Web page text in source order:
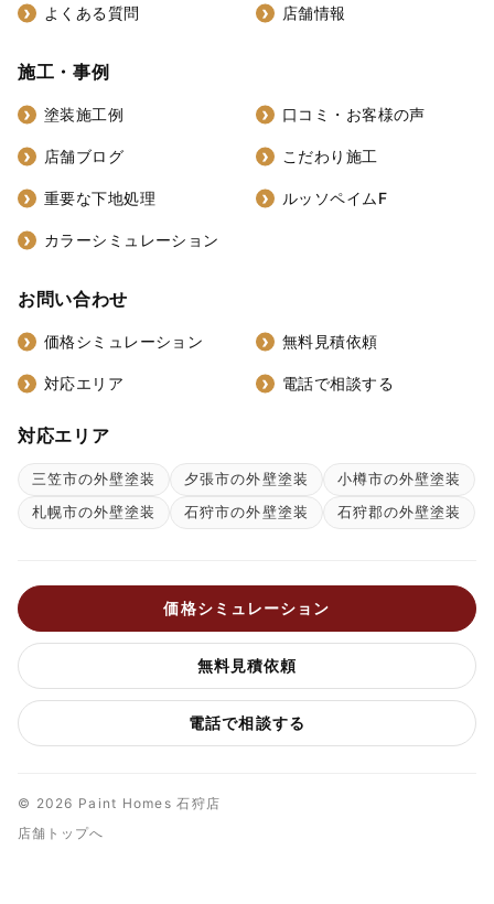
よくある質問 店舗情報
施工・事例
塗装施工例 口コミ・お客様の声
店舗ブログ こだわり施工
重要な下地処理 ルッソペイムF
カラーシミュレーション
お問い合わせ
価格シミュレーション 無料見積依頼
対応エリア 電話で相談する
対応エリア
三笠市の外壁塗装 夕張市の外壁塗装
小樽市の外壁塗装
札幌市の外壁塗装
石狩市の外壁塗装 石狩郡の外壁塗装
価格シミュレーション
無料見積依頼
電話で相談する
© 2026 Paint Homes 石狩店
店舗トップへ